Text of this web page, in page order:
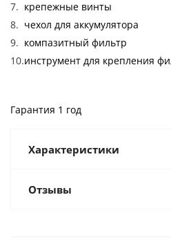
крепежные винты
чехол для аккумулятора
компазитный фильтр
инструмент для крепления
Гарантия 1 год
Характеристики
Отзывы